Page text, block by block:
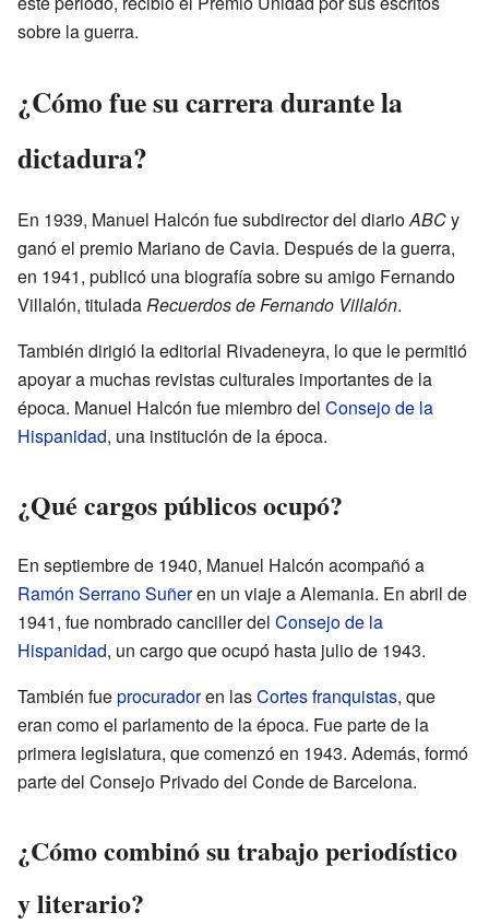
sobre la guerra.
¿Cómo fue su carrera durante la
dictadura?
En 1939, Manuel Halcón fue subdirector del diarioABCy
ganó el premio Mariano de Cavia. Después de la guerra,
en 1941, publicó una biografía sobre su amigo Fernando
Villalón, tituladaRecuerdos de Fernando Villalón.
También dirigió la editorial Rivadeneyra, lo que le permitió
apoyar a muchas revistas culturales importantes de la
época. Manuel Halcón fue miembro del Consejo de la
Hispanidad, una institución de la época.
¿Qué cargos públicos ocupó?
En septiembre de 1940, Manuel Halcón acompañó a
Ramón Serrano Suñeren un viaje a Alemania. En abril de
1941, fue nombrado canciller del Consejo de la
Hispanidad, un cargo que ocupó hasta julio de 1943.
También fueprocuradoren lasCortes franquistas, que
eran como el parlamento de la época. Fue parte de la
primera legislatura, que comenzó en 1943. Además, formó
parte del Consejo Privado del Conde de Barcelona.
¿Cómo combinó su trabajo periodístico
y literario?